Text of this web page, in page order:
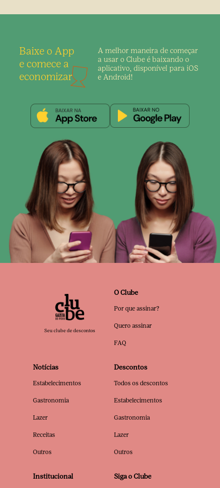
Baixe o App
e comece a
economizar
A melhor maneira de começar
a usar o Clube é baixando o
aplicativo, disponível para iOS
e Android!
Seu clube de descontos
O Clube
Por que assinar?
Quero assinar
FAQ
Notícias
Estabelecimentos
Gastronomia
Lazer
Receitas
Outros
Descontos
Todos os descontos
Estabelecimentos
Gastronomia
Lazer
Outros
Institucional Siga o Clube